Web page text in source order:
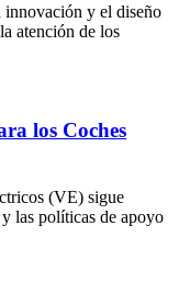
innovación y el diseño
atención de los
los Coches
(VE) sigue
las políticas de apoyo